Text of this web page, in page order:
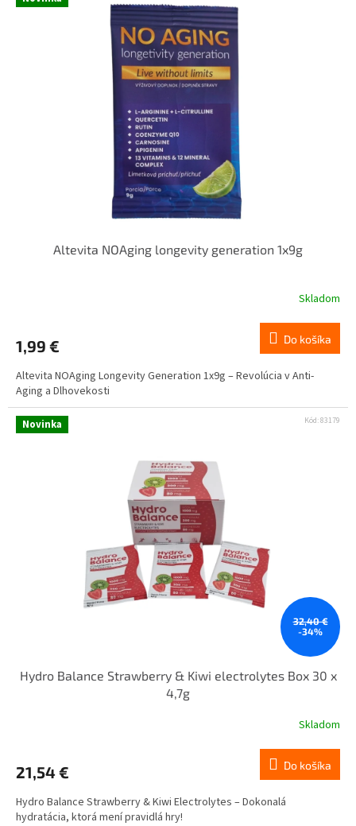
Altevita NOAging longevity generation 1x9g
Skladom
1,99 € Do košíka
Altevita NOAging Longevity Generation 1x9g – Revolúcia v Anti-
Aging a Dlhovekosti
Novinka
32,40 €
-34%
Hydro Balance Strawberry & Kiwi electrolytes Box 30 x
4,7g
Skladom
21,54 € Do košíka
Hydro Balance Strawberry & Kiwi Electrolytes – Dokonalá
hydratácia, ktorá mení pravidlá hry!
Kód:83179